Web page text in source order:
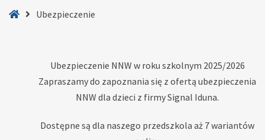
StronaUbezpieczenie
Ubezpieczenie NNW w roku szkolnym 2025/2026
Zapraszamy do zapoznania się z ofertą ubezpieczenia
NNW dla dzieci z firmy Signal Iduna.
Dostępne są dla naszego przedszkola aż 7 wariantów